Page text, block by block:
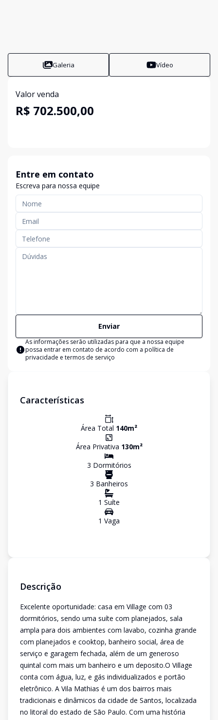
Galeria Vídeo
Valor venda
R$ 702.500,00
Entre em contato
Escreva para nossa equipe
Enviar
As informações serão utilizadas para que a nossa equipe
possa entrar em contato de acordo com a política de
privacidade e termos de serviço
Características
Área Total 140m²
Área Privativa 130m²
3 Dormitórios
3 Banheiros
1 Suíte
1 Vaga
Descrição
Excelente oportunidade: casa em Village com 03
dormitórios, sendo uma suíte com planejados, sala
ampla para dois ambientes com lavabo, cozinha grande
com planejados e cooktop, banheiro social, área de
serviço e garagem fechada, além de um generoso
quintal com mais um banheiro e um deposito.O Village
conta com água, luz, e gás individualizados e portão
eletrônico. A Vila Mathias é um dos bairros mais
tradicionais e dinâmicos da cidade de Santos, localizada
no litoral do estado de São Paulo. Com uma história